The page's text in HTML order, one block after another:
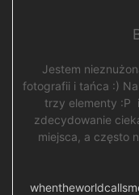
Jestem
fotografii i tańca :)
trzy elementy :P
zdecydowanie
miejsca, a często